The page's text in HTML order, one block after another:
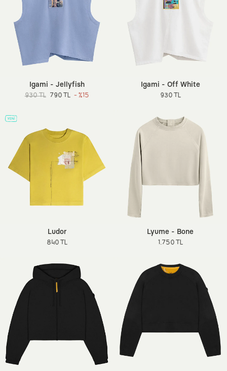
Igami - Jellyfish
930 TL 790 TL - %15
Igami - Off White
930 TL
Ludor
840 TL
Lyume - Bone
1.750 TL